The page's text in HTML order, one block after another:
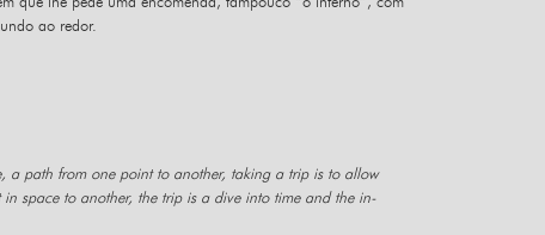
que lhe pede uma encomenda, tampouco “o inferno”, com
ao redor.
a path from one point to another, taking a trip is to allow
space to another, the trip is a dive into time and the in-